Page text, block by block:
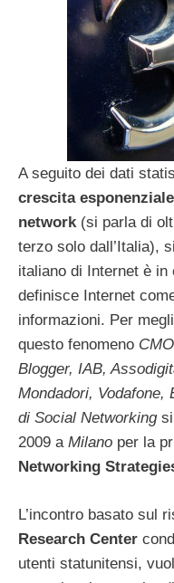
A seguito dei dati
crescita
network(si parla di
terzo solo dall’Italia),
italiano di Internet è in
definisce Internet
informazioni. Per
questo fenomeno
Blogger, IAB,
Mondadori,
di Social Networkingsi
2009 a Milano per la
Networking
L’incontro basato sul
Research Center
utenti statunitensi,